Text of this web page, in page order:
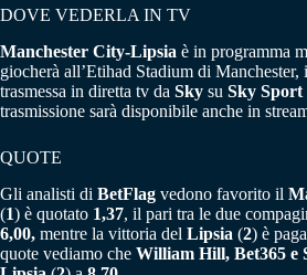
DOVE VEDERLA IN TV
Manchester City-Lipsia è in programma
giocherà all’Etihad Stadium di
trasmessa in diretta tv da Sky su Sky Sport
trasmissione sarà disponibile anche in
QUOTE
Gli analisti di BetFlag vedono favorito il
(1) è quotato 1,37, il pari tra le due
6,00, mentre la vittoria del Lipsia (2) è
quote vediamo che William Hill, Bet365 e